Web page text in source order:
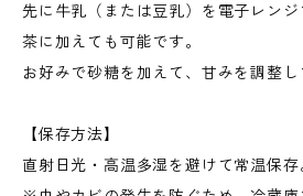
先に牛乳（または豆乳）を電子レン
茶に加えても可能です。
お好みで砂糖を加えて、甘みを調整し
【保存方法】
直射日光・高温多湿を避けて常温保存